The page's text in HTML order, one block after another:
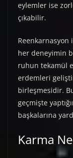
eylemler ise
çıkabilir.
Reenkarnasyon
her deneyimin
ruhun tekamül
erdemleri
birleşmesidir.
geçmişte
başkalarına
Karma